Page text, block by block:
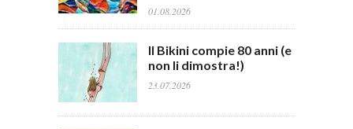
01.08.2026
Il Bikini compie 80 anni (e
non li dimostra!)
23.07.2026